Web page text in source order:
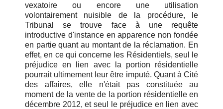
vexatoire ou encore une utilisation
volontairement nuisible de la procédure, le
Tribunal se trouve face à une requête
introductive d'instance en apparence non fondée
en partie quant au montant de la réclamation. En
effet, en ce qui concerne les Résidentiels, seul le
préjudice en lien avec la portion résidentielle
pourrait ultimement leur être imputé. Quant à Cité
des affaires, elle n'était pas constituée au
moment de la vente de la portion résidentielle en
décembre 2012, et seul le préjudice en lien avec